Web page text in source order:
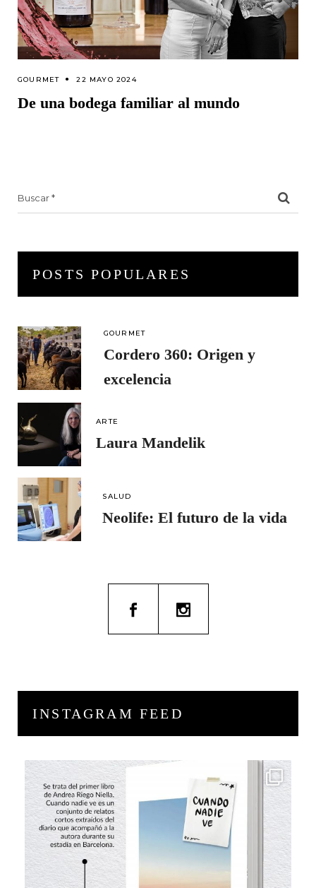
GOURMET 22 MAYO 2024
De una bodega familiar al mundo
POSTS POPULARES
GOURMET
Cordero 360: Origen y
excelencia
ARTE
Laura Mandelik
SALUD
Neolife: El futuro de la vida
INSTAGRAM FEED